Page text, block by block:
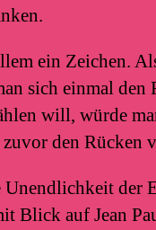
ein Zeichen.
sich einmal den
will, würde
den Rücken
der
Blick auf Jean